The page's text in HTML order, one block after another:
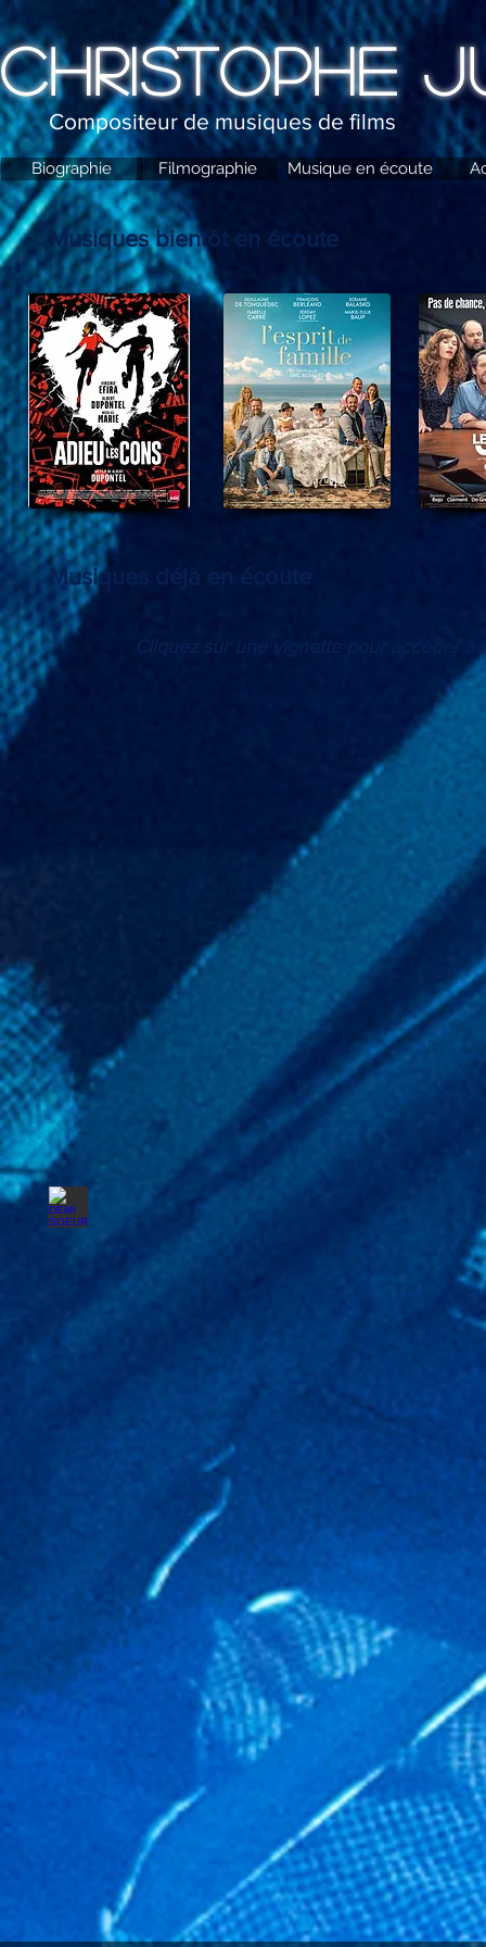
CHRISTOPHE
Compositeur de musiques de films
Biographie Filmographie Musique en écoute
Musiques bientôt en écoute
Musiques déjà en écoute
Cliquez sur une vignette pour accéder